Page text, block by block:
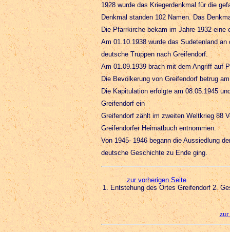
1928 wurde das Kriegerdenkmal für die
Denkmal standen 102 Namen. Das
Die Pfarrkirche bekam im Jahre 1932 eine
Am 01.10.1938 wurde das Sudetenland
deutsche Truppen nach Greifendorf.
Am 01.09.1939 brach mit dem Angriff auf
Die Bevölkerung von Greifendorf betrug
Die Kapitulation erfolgte am 08.05.1945
Greifendorf ein
Greifendorf zählt im zweiten Weltkrieg 88
Greifendorfer Heimatbuch entnommen.
Von 1945- 1946 begann die Aussiedlung
deutsche Geschichte zu Ende ging.
zur vorherigen Seite
1. Entstehung des Ortes Greifendorf 2.
zur